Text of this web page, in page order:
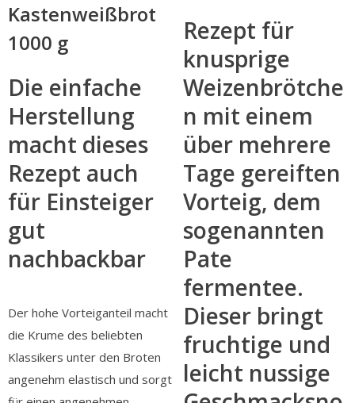
Kastenweißbrot
1000 g
Die einfache
Herstellung
macht dieses
Rezept auch
für Einsteiger
gut
nachbackbar
Der hohe Vorteiganteil macht
die Krume des beliebten
Klassikers unter den Broten
angenehm elastisch und sorgt
Rezept für
knusprige
Weizenbrötche
n mit einem
über mehrere
Tage gereiften
Vorteig, dem
sogenannten
Pate
fermentee.
Dieser bringt
fruchtige und
leicht nussige